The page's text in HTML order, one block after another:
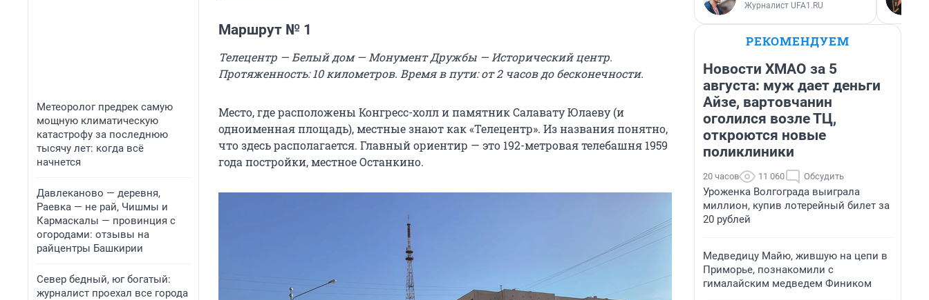
Метеоролог предрек самую
мощную климатическую
катастрофу за последнюю
тысячу лет: когда всё
начнется
Давлеканово — деревня,
Раевка — не рай, Чишмы и
Кармаскалы — провинция с
огородами: отзывы на
райцентры Башкирии
Север бедный, юг богатый:
журналист проехал все города
Маршрут № 1
Телецентр — Белый дом — Монумент Дружбы — Исторический центр.
Протяженность: 10 километров. Время в пути: от 2 часов до бесконечности.
Место, где расположены Конгресс-холл и памятник Салавату Юлаеву (и
одноименная площадь), местные знают как «Телецентр». Из названия понятно,
что здесь располагается. Главный ориентир — это 192-метровая телебашня 1959
года постройки, местное Останкино.
Журналист UFA1.RU
РЕКОМЕНДУЕМ
Новости ХМАО за 5
августа: муж дает деньги
Айзе, вартовчанин
оголился возле ТЦ,
откроются новые
поликлиники
20 часов 11 060 Обсудить
Уроженка Волгограда выиграла
миллион, купив лотерейный билет за
20 рублей
Медведицу Майю, жившую на цепи в
Приморье, познакомили с
гималайским медведем Фиником